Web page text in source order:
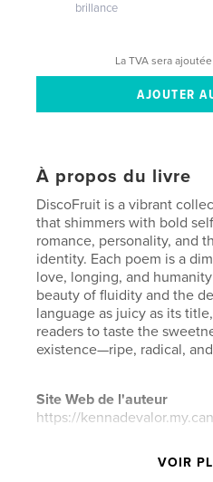
brillance
La TVA sera
À propos du livre
DiscoFruit is a vibrant
that shimmers with bold
romance, personality, and
identity. Each poem is a
love, longing, and
beauty of fluidity and the
language as juicy as its
readers to taste the
existence—ripe, radical,
Site Web de l'auteur
https://
Caractéristiques et
VOIR